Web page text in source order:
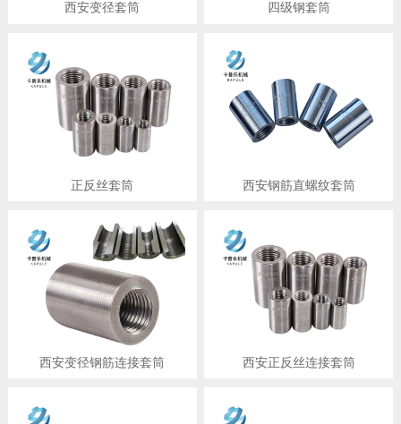
西安变径套筒 四级钢套筒
正反丝套筒 西安钢筋直螺纹套筒
西安变径钢筋连接套筒 西安正反丝连接套筒